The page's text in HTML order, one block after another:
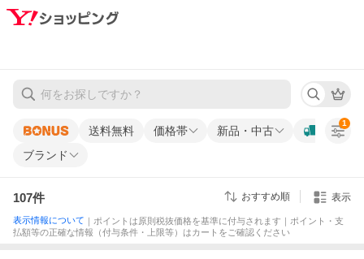
送料無料 価格帯
新品・中古
ブランド
1
107件 おすすめ順 表示
表示情報について ｜ポイントは原則税抜価格を基準に付与されます｜ポイント・支
払額等の正確な情報（付与条件・上限等）はカートをご確認ください